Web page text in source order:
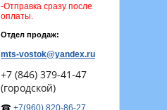
-Отправка сразу после
оплаты.
Отдел продаж:
mts-vostok@yandex.ru
+7 (846) 379-41-47
(городской)
☎ +7(960) 820-86-27